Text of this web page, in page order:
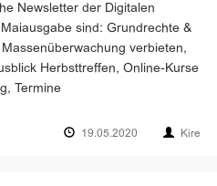
Newsletter der Digitalen
sind: Grundrechte &
verbieten,
Herbsttreffen, Online-Kurse
Termine
19.05.2020 Kire